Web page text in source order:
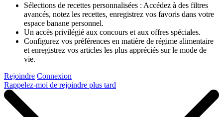
Sélections de recettes personnalisées : Accédez à des filtres
avancés, notez les recettes, enregistrez vos favoris dans votre
espace banane personnel.
Un accès privilégié aux concours et aux offres spéciales.
Configurez vos préférences en matière de régime alimentaire
et enregistrez vos articles les plus appréciés sur le mode de
vie.
Rejoindre Connexion
Rappelez-moi de rejoindre plus tard